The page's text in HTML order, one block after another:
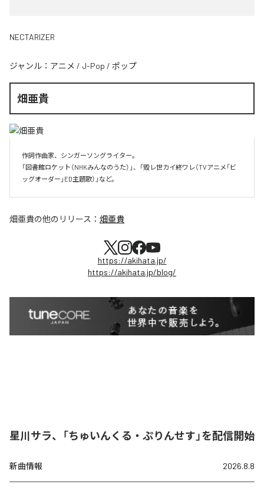
NECTARIZER
ジャンル： アニメ / J-Pop / ポップ
畑亜貴
作詞作曲家、シンガーソングライター。
「図書館ロケット（NHKみんなのうた）」、「毀レ世カイ終ワレ（TVアニメ「ビ
ッグオーダー」ED主題歌）」など。
畑亜貴の他のリリース： 畑亜貴
https://akihata.jp/
https://akihata.jp/blog/
星川サラ、「ちゅいんくる・ぷりんせす」を配信開始
新曲情報 2026.8.8